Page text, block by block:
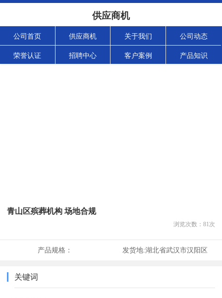
供应商机
公司首页 供应商机 关于我们 公司动态
荣誉认证 招聘中心 客户案例 产品知识
青山区殡葬机构 场地合规
浏览次数： 81次
产品规格： 发货地:湖北省武汉市汉阳区
关键词